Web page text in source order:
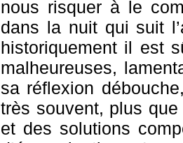
nous risquer à le
dans la nuit qui suit
historiquement il est
malheureuses,
sa réflexion
très souvent, plus
et des solutions